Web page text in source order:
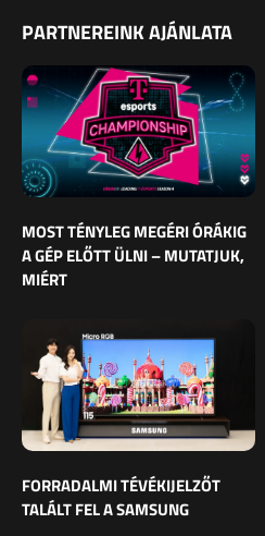
PARTNEREINK AJÁNLATA
MOST TÉNYLEG MEGÉRI ÓRÁKIG
A GÉP ELŐTT ÜLNI – MUTATJUK,
MIÉRT
FORRADALMI TÉVÉKIJELZŐT
TALÁLT FEL A SAMSUNG